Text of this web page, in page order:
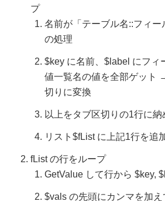
プ
名前が「テーブル名::フィー
の処理
$key に名前、$label にフィ
値一覧名の値を全部ゲット
切りに変換
以上をタブ区切りの1行に納
リスト$fList に上記1行を追
fList の行をループ
GetValue して行から $key,
$vals の先頭にカンマを加